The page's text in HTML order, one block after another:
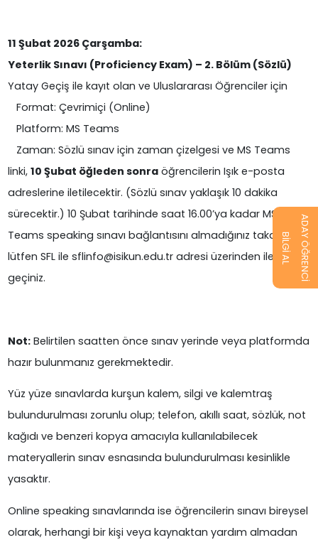
11 Şubat 2026 Çarşamba:
Yeterlik Sınavı (Proficiency Exam) – 2. Bölüm (Sözlü)
Yatay Geçiş ile kayıt olan ve Uluslararası Öğrenciler için
Format: Çevrimiçi (Online)
Platform: MS Teams
Zaman: Sözlü sınav için zaman çizelgesi ve MS Teams
linki, 10 Şubat öğleden sonraöğrencilerin Işık e-posta
adreslerine iletilecektir. (Sözlü sınav yaklaşık 10 dakika
sürecektir.) 10 Şubat tarihinde saat 16.00’ya kadar MS
Teams speaking sınavı bağlantısını almadığınız takdirde,
lütfen SFL ile sflinfo@isikun.edu.tr adresi üzerinden iletişime
geçiniz.
Not:Belirtilen saatten önce sınav yerinde veya platformda
hazır bulunmanız gerekmektedir.
Yüz yüze sınavlarda kurşun kalem, silgi ve kalemtraş
bulundurulması zorunlu olup; telefon, akıllı saat, sözlük, not
kağıdı ve benzeri kopya amacıyla kullanılabilecek
materyallerin sınav esnasında bulundurulması kesinlikle
yasaktır.
Online speaking sınavlarında ise öğrencilerin sınavı bireysel
olarak, herhangi bir kişi veya kaynaktan yardım almadan
BİLGİ AL ADAY ÖĞRENCİ